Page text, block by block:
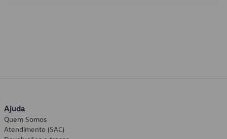
Ajuda
Quem Somos
Atendimento (SAC)